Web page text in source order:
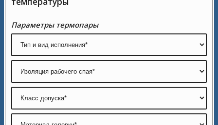
Параметры термопары